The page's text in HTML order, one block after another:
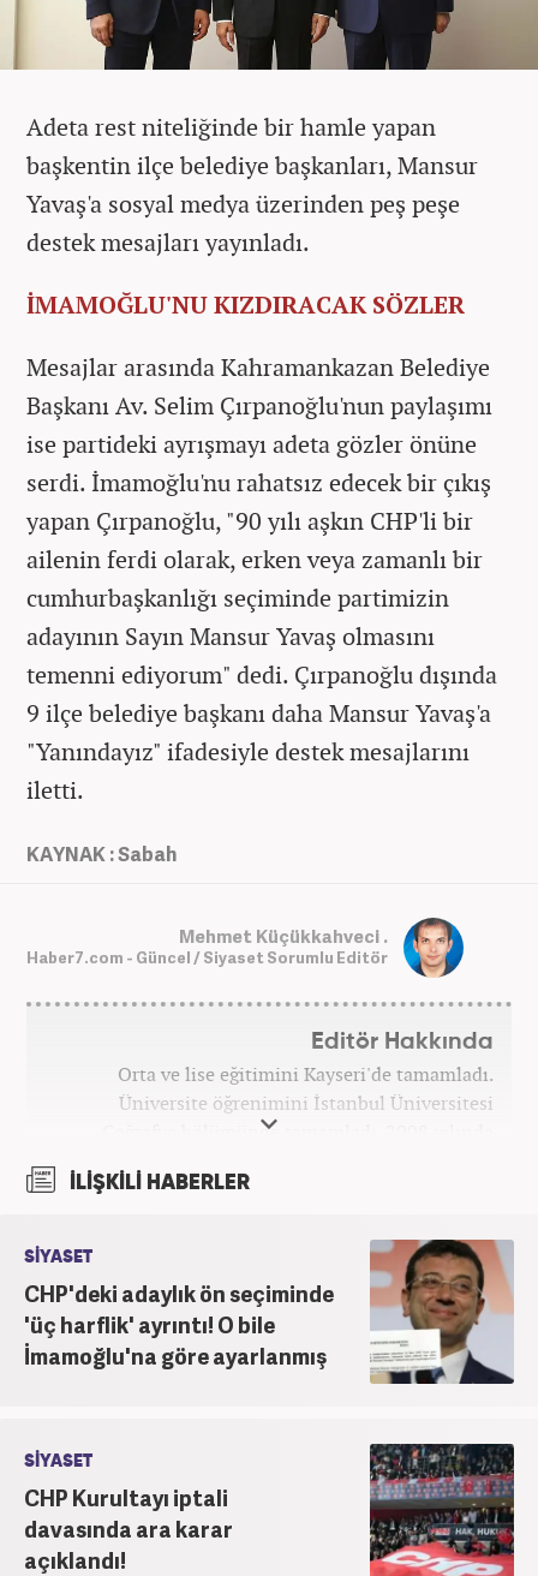
Adeta rest niteliğinde bir hamle yapan
başkentin ilçe belediye başkanları, Mansur
Yavaş'a sosyal medya üzerinden peş peşe
destek mesajları yayınladı.
İMAMOĞLU'NU KIZDIRACAK SÖZLER
Mesajlar arasında Kahramankazan Belediye
Başkanı Av. Selim Çırpanoğlu'nun paylaşımı
ise partideki ayrışmayı adeta gözler önüne
serdi. İmamoğlu'nu rahatsız edecek bir çıkış
yapan Çırpanoğlu, "90 yılı aşkın CHP'li bir
ailenin ferdi olarak, erken veya zamanlı bir
cumhurbaşkanlığı seçiminde partimizin
adayının Sayın Mansur Yavaş olmasını
temenni ediyorum" dedi. Çırpanoğlu dışında
9 ilçe belediye başkanı daha Mansur Yavaş'a
"Yanındayız" ifadesiyle destek mesajlarını
iletti.
KAYNAK : Sabah
Mehmet Küçükkahveci .
Haber7.com - Güncel / Siyaset Sorumlu Editör
Editör Hakkında
Orta ve lise eğitimini Kayseri'de tamamladı.
Üniversite öğrenimini İstanbul Üniversitesi
Coğrafya bölümünde tamamladı. 2008 yılında
attı. 15 yıllık profesyonel editörlük kariyerinde tüm
Haber7.com'da 'Güncel/Siyaset Sorumlu Editörü'
olarak devam etmektedir.
İLİŞKİLİ HABERLER
SİYASET
CHP'deki adaylık ön seçiminde
'üç harflik' ayrıntı! O bile
İmamoğlu'na göre ayarlanmış
SİYASET
CHP Kurultayı iptali
davasında ara karar
açıklandı!